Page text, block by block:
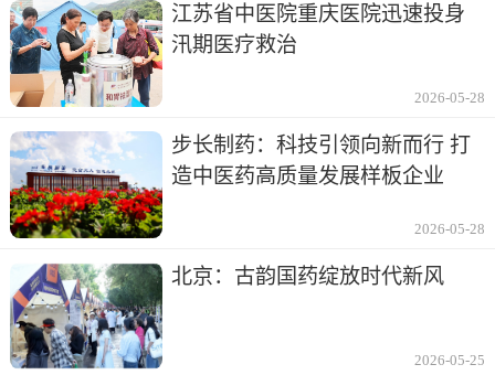
江苏省中医院重庆医院迅速投身
汛期医疗救治
2026-05-28
步长制药：科技引领向新而行 打
造中医药高质量发展样板企业
2026-05-28
北京：古韵国药绽放时代新风
2026-05-25